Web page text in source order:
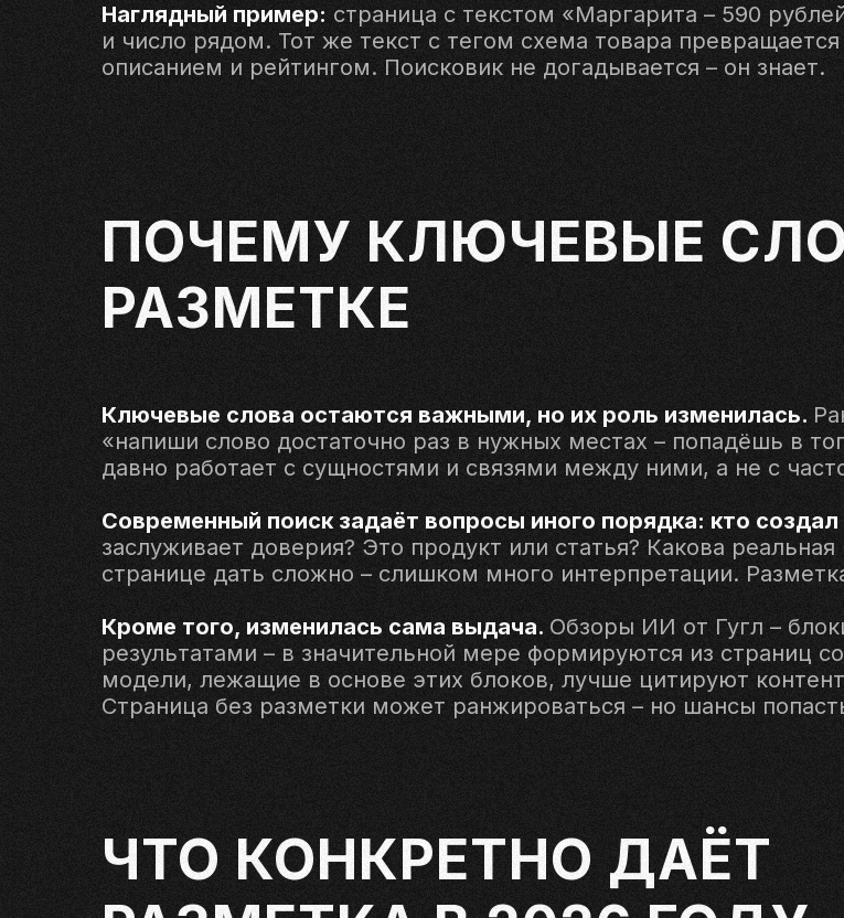
Наглядный пример: страница с текстом «Маргарита – 590
и число рядом. Тот же текст с тегом схема товара
описанием и рейтингом. Поисковик не догадывается – он знает.
ПОЧЕМУ КЛЮЧЕВЫЕ
РАЗМЕТКЕ
Ключевые слова остаются важными, но их роль изменилась.
«напиши слово достаточно раз в нужных местах – попадёшь в
давно работает с сущностями и связями между ними, а не с
Современный поиск задаёт вопросы иного порядка: кто создал
заслуживает доверия? Это продукт или статья? Какова
странице дать сложно – слишком много интерпретации.
Кроме того, изменилась сама выдача. Обзоры ИИ от Гугл –
результатами – в значительной мере формируются из страниц
модели, лежащие в основе этих блоков, лучше цитируют
Страница без разметки может ранжироваться – но шансы
ЧТО КОНКРЕТНО ДАЁТ